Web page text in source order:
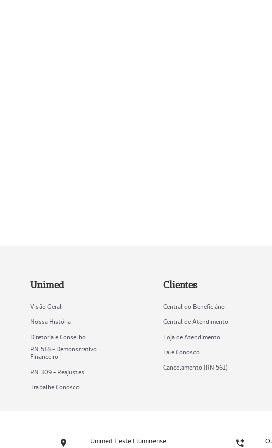
Unimed
Visão Geral
Nossa História
Diretoria e Conselho
RN 518 - Demonstrativo
Financeiro
RN 309 - Reajustes
Trabalhe Conosco
Clientes
Central do Beneficiário
Central de Atendimento
Loja de Atendimento
Fale Conosco
Cancelamento (RN 561)
Unimed Leste Fluminense